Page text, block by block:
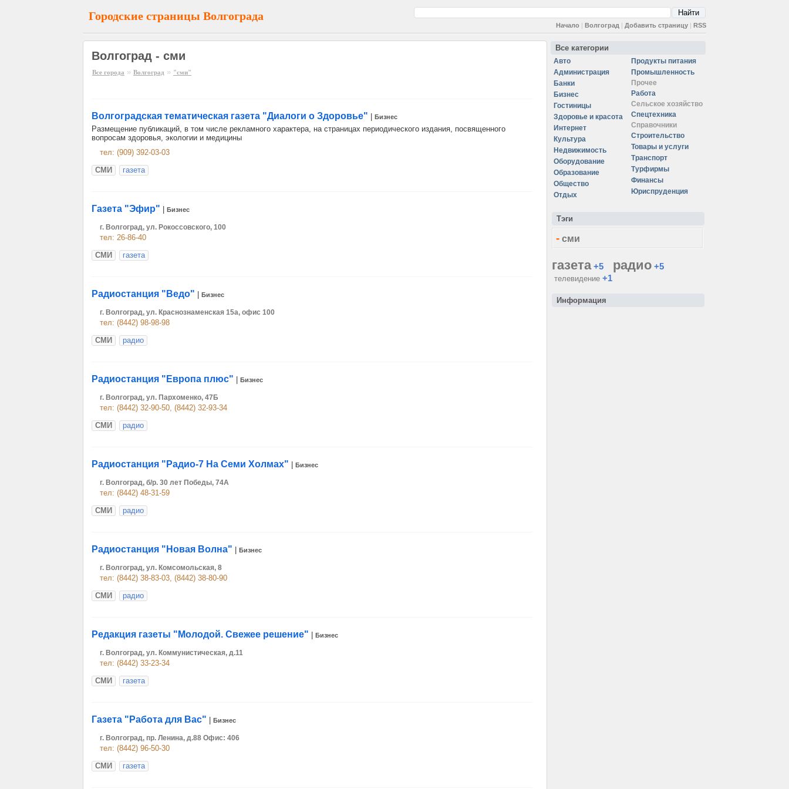
Городские страницы Волгограда
Начало | Волгоград | Добавить страницу | RSS
Волгоград - сми
Все города » Волгоград » "сми"
Волгоградская тематическая газета "Диалоги о Здоровье" Бизнес
Размещение публикаций, в том числе рекламного характера, на страницах периодического издания, посвященного
вопросам здоровья, экологии и медицины
тел: (909) 392-03-03
СМИ
газета
Газета "Эфир" Бизнес
г. Волгоград, ул. Рокоссовского, 100
тел: 26-86-40
СМИ
газета
Радиостанция "Ведо" Бизнес
г. Волгоград, ул. Краснознаменская 15а, офис 100
тел: (8442) 98-98-98
СМИ
радио
Радиостанция "Европа плюс" Бизнес
г. Волгоград, ул. Пархоменко, 47Б
тел: (8442) 32-90-50, (8442) 32-93-34
СМИ
радио
Радиостанция "Радио-7 На Семи Холмах" Бизнес
г. Волгоград, б/р. 30 лет Победы, 74А
тел: (8442) 48-31-59
СМИ
радио
Радиостанция "Новая Волна" Бизнес
г. Волгоград, ул. Комсомольская, 8
тел: (8442) 38-83-03, (8442) 38-80-90
СМИ
радио
Редакция газеты "Молодой. Свежее решение" Бизнес
г. Волгоград, ул. Коммунистическая, д.11
тел: (8442) 33-23-34
СМИ
газета
Газета "Работа для Вас" Бизнес
г. Волгоград, пр. Ленина, д.88 Офис: 406
тел: (8442) 96-50-30
СМИ
газета
Все категории
Авто
Администрация
Банки
Бизнес
Гостиницы
Здоровье и красота
Интернет
Культура
Недвижимость
Оборудование
Образование
Общество
Отдых
Продукты питания
Промышленность
Прочее
Работа
Сельское хозяйство
Спецтехника
Справочники
Строительство
Товары и услуги
Транспорт
Турфирмы
Финансы
Юриспруденция
Тэги
- сми
газета +5 радио +5
телевидение +1
Информация